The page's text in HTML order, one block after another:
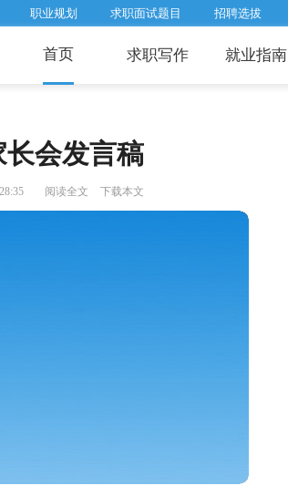
职业规划 求职面试题目 招聘选拔
首页 求职写作 就业指南
会发言稿
阅读全文 下载本文